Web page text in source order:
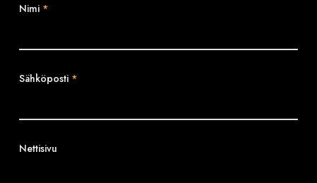
Nimi *
Sähköposti *
Nettisivu